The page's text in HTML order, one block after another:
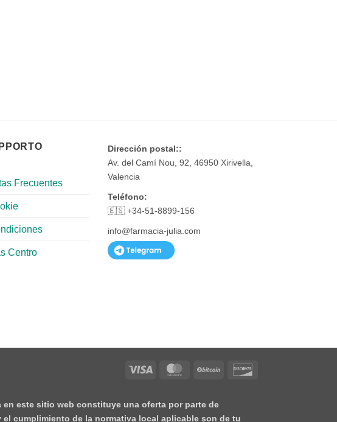
Frecuentes
Centro
Dirección postal::
Av. del Camí Nou, 92, 46950 Xirivella,
Valencia
Teléfono:
🇪🇸 +34-51-8899-156
info@farmacia-julia.com
Visa MasterCardBitCoin
este sitio web constituye una oferta por parte de
cumplimiento de la normativa local aplicable son de tu